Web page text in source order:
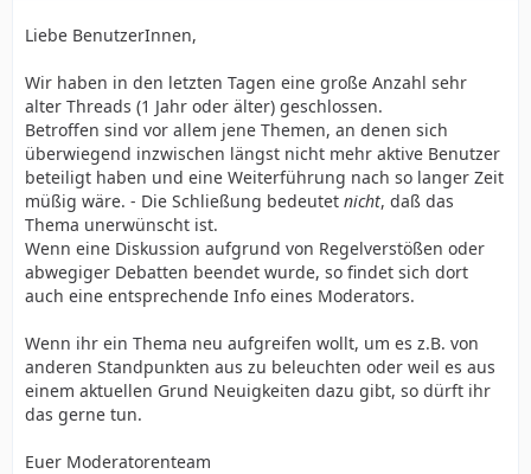
Liebe BenutzerInnen,
Wir haben in den letzten Tagen eine große Anzahl sehr
alter Threads (1 Jahr oder älter) geschlossen.
Betroffen sind vor allem jene Themen, an denen sich
überwiegend inzwischen längst nicht mehr aktive Benutzer
beteiligt haben und eine Weiterführung nach so langer Zeit
müßig wäre. - Die Schließung bedeutet nicht, daß das
Thema unerwünscht ist.
Wenn eine Diskussion aufgrund von Regelverstößen oder
abwegiger Debatten beendet wurde, so findet sich dort
auch eine entsprechende Info eines Moderators.
Wenn ihr ein Thema neu aufgreifen wollt, um es z.B. von
anderen Standpunkten aus zu beleuchten oder weil es aus
einem aktuellen Grund Neuigkeiten dazu gibt, so dürft ihr
das gerne tun.
Euer Moderatorenteam